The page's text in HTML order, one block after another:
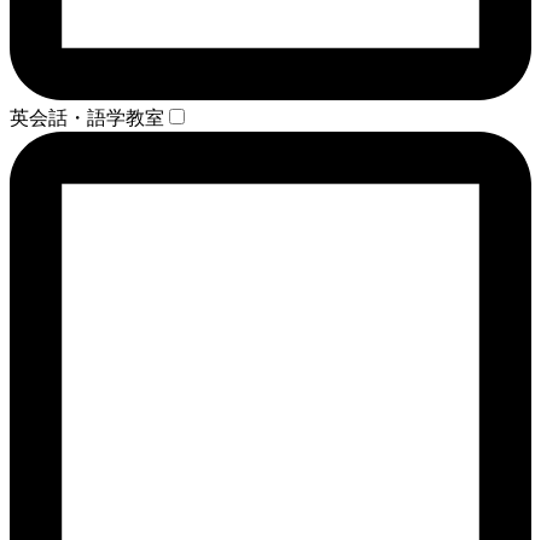
英会話・語学教室